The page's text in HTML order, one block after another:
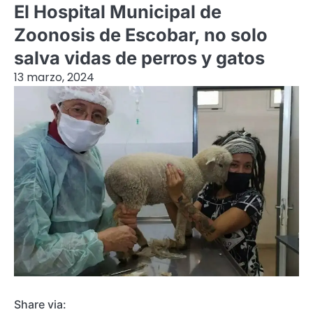
El Hospital Municipal de
Zoonosis de Escobar, no solo
salva vidas de perros y gatos
13 marzo, 2024
Share via: